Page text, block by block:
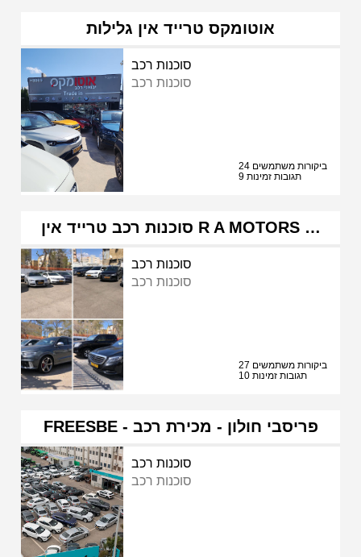
אוטומקס טרייד אין גלילות
סוכנות רכב
סוכנות רכב
24 ביקורות משתמשים
9 תגובות זמינות
סוכנות רכב טרייד אין R A MOTORS …
סוכנות רכב
סוכנות רכב
27 ביקורות משתמשים
10 תגובות זמינות
FREESBE - פריסבי חולון - מכירת רכב
סוכנות רכב
סוכנות רכב